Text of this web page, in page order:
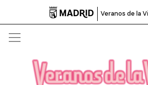
 Veranos de la